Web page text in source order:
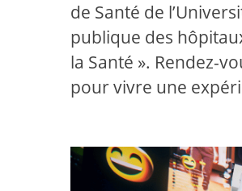
de Santé de
publique des
la Santé ». Rendez-
pour vivre une